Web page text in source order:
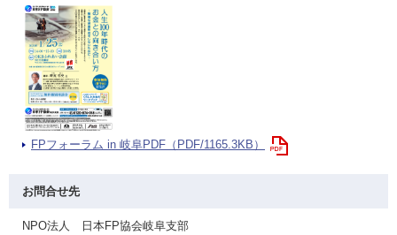
FPフォーラム in 岐阜PDF（PDF/1165.3KB）
お問合せ先
NPO法人 日本FP協会岐阜支部